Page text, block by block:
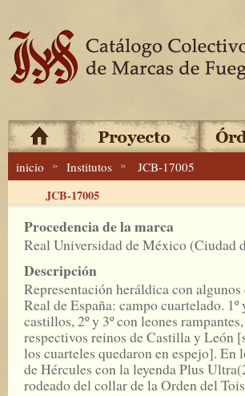
inicio » Institutos » JCB-17005
JCB-17005
Procedencia de la marca
Real Universidad de México (Ciudad
Descripción
Representación heráldica con
Real de España: campo cuartelado. 1º
castillos, 2º y 3º con leones
respectivos reinos de Castilla y León
los cuarteles quedaron en espejo]. En
de Hércules con la leyenda Plus
rodeado del collar de la Orden del